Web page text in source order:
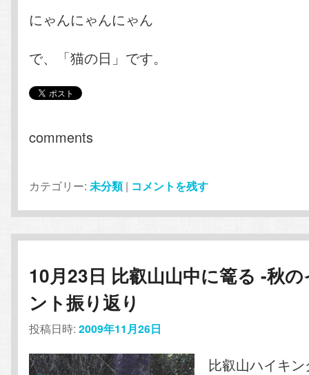
にゃんにゃんにゃん
で、「猫の日」です。
comments
カテゴリー: 未分類 | コメントを残す
10月23日 比叡山山中に篭る -秋
ント振り返り
投稿日時:2009年11月26日
比叡山ハイキン